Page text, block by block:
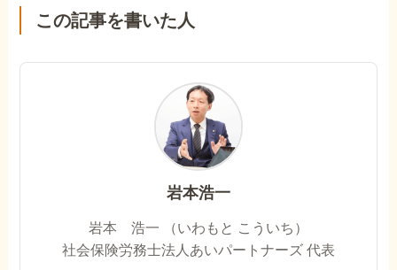
この記事を書いた人
岩本浩一
岩本 浩一 （いわもと こういち）
社会保険労務士法人あいパートナーズ 代表